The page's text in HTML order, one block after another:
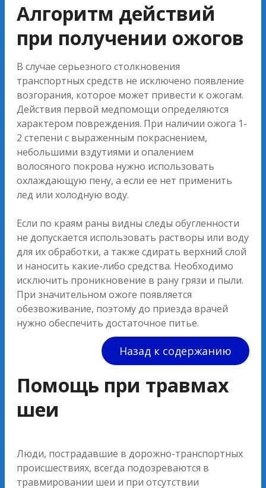
Алгоритм действий
при получении ожогов
В случае серьезного столкновения
транспортных средств не исключено появление
возгорания, которое может привести к ожогам.
Действия первой медпомощи определяются
характером повреждения. При наличии ожога 1-
2 степени с выраженным покраснением,
небольшими вздутиями и опалением
волосяного покрова нужно использовать
охлаждающую пену, а если ее нет применить
лед или холодную воду.
Если по краям раны видны следы обугленности
не допускается использовать растворы или воду
для их обработки, а также сдирать верхний слой
и наносить какие-либо средства. Необходимо
исключить проникновение в рану грязи и пыли.
При значительном ожоге появляется
обезвоживание, поэтому до приезда врачей
нужно обеспечить достаточное питье.
Назад к содержанию
Помощь при травмах
шеи
Люди, пострадавшие в дорожно-транспортных
происшествиях, всегда подозреваются в
травмировании шеи и при отсутствии